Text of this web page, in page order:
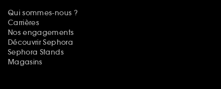
Qui sommes-nous ?
Carrières
Nos engagements
Découvrir Sephora
Sephora Stands
Magasins